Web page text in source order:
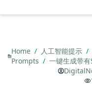
Home / 人工智能提示 /
Prompts / 一键生成带